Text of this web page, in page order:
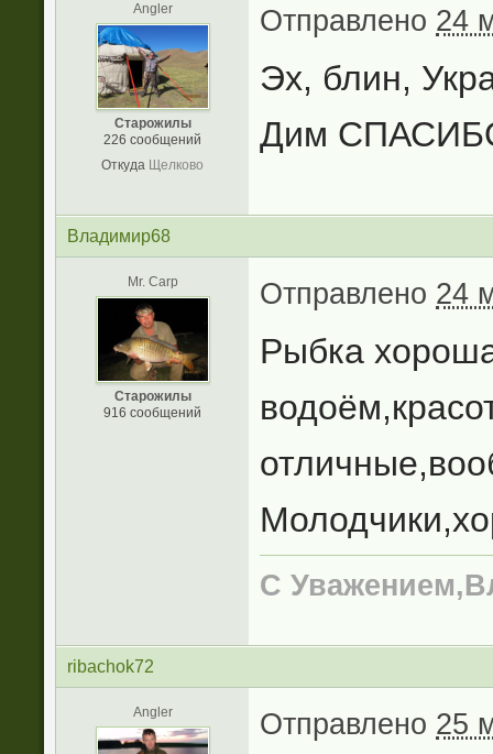
Angler
Старожилы
226 сообщений
Откуда Щелково
Отправлено 24
Эх, блин,
Дим
Владимир68
Mr. Carp
Старожилы
916 сообщений
Отправлено 24
Рыбка
С
ribachok72
Angler Отправлено 25